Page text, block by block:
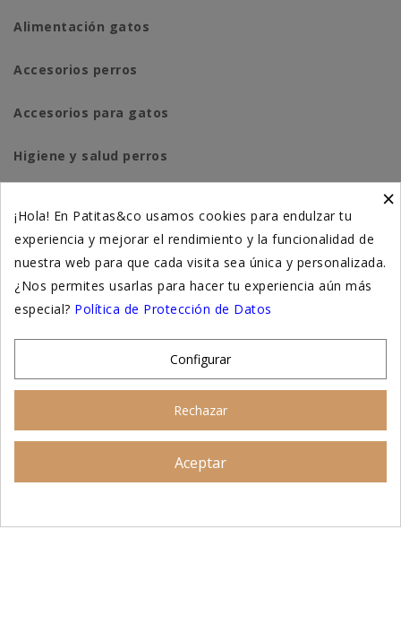
Alimentación gatos
Accesorios perros
Accesorios para gatos
Higiene y salud perros
Suplementación natural
Otros
×
¡Hola! En Patitas&co usamos cookies para endulzar tu
experiencia y mejorar el rendimiento y la funcionalidad de
nuestra web para que cada visita sea única y personalizada.
¿Nos permites usarlas para hacer tu experiencia aún más
especial? Política de Protección de Datos
Configurar
Rechazar
Aceptar